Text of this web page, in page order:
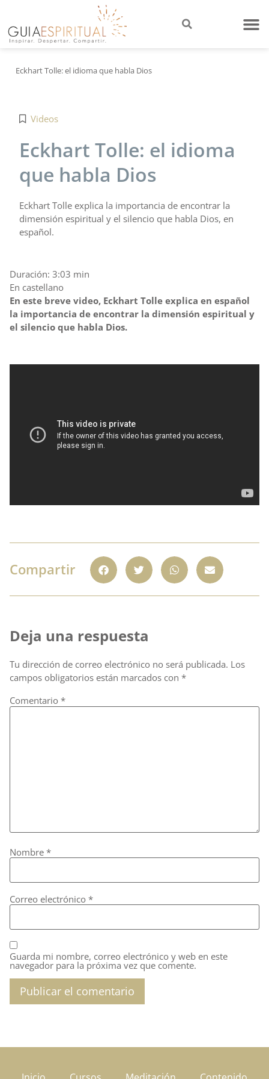
Eckhart Tolle: el idioma que habla Dios
Videos
Eckhart Tolle: el idioma
que habla Dios
Eckhart Tolle explica la importancia de encontrar la
dimensión espiritual y el silencio que habla Dios, en
español.
Duración: 3:03 min
En castellano
En este breve video, Eckhart Tolle explica en español
la importancia de encontrar la dimensión espiritual y
el silencio que habla Dios.
Compartir
Deja una respuesta
Tu dirección de correo electrónico no será publicada. Los
campos obligatorios están marcados con *
Comentario *
Nombre *
Correo electrónico *
Guarda mi nombre, correo electrónico y web en este
navegador para la próxima vez que comente.